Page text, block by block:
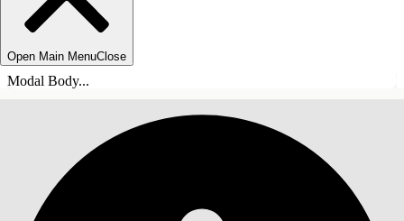
Open Main MenuClose
Modal Body...